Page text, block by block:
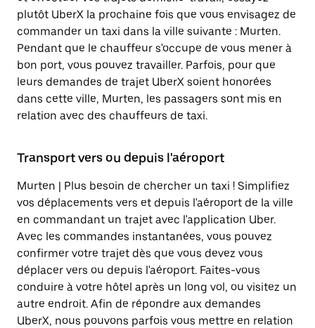
plutôt UberX la prochaine fois que vous envisagez de
commander un taxi dans la ville suivante : Murten.
Pendant que le chauffeur s'occupe de vous mener à
bon port, vous pouvez travailler. Parfois, pour que
leurs demandes de trajet UberX soient honorées
dans cette ville, Murten, les passagers sont mis en
relation avec des chauffeurs de taxi.
Transport vers ou depuis l'aéroport
Murten | Plus besoin de chercher un taxi ! Simplifiez
vos déplacements vers et depuis l'aéroport de la ville
en commandant un trajet avec l'application Uber.
Avec les commandes instantanées, vous pouvez
confirmer votre trajet dès que vous devez vous
déplacer vers ou depuis l'aéroport. Faites-vous
conduire à votre hôtel après un long vol, ou visitez un
autre endroit. Afin de répondre aux demandes
UberX, nous pouvons parfois vous mettre en relation